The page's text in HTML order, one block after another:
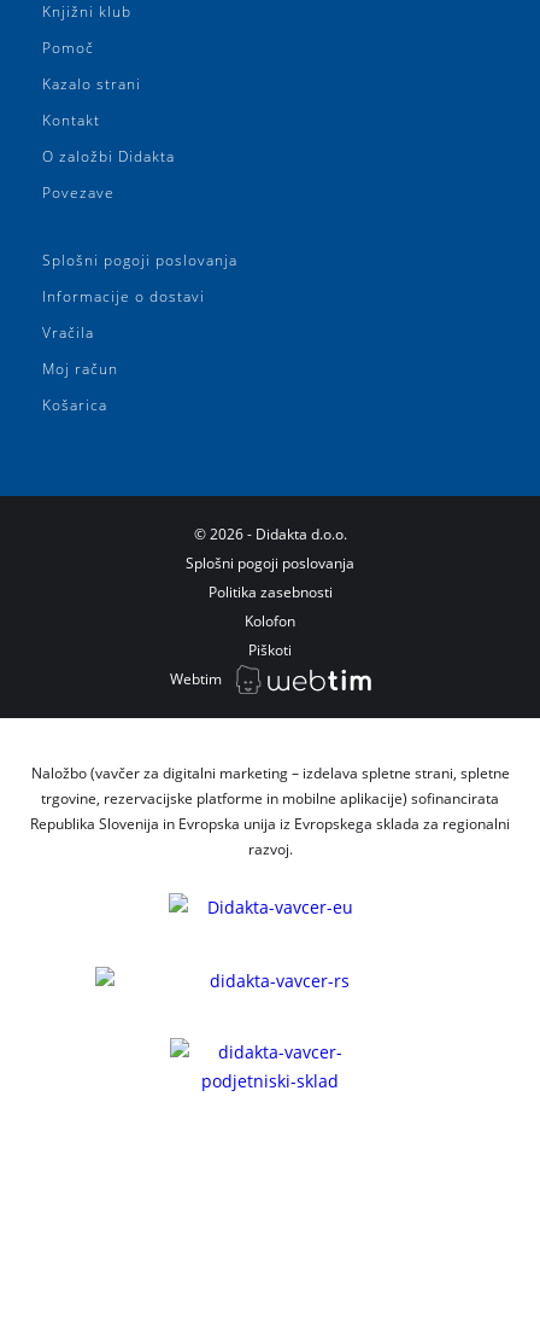
Knjižni klub
Pomoč
Kazalo strani
Kontakt
O založbi Didakta
Povezave
Splošni pogoji poslovanja
Informacije o dostavi
Vračila
Moj račun
Košarica
© 2026 - Didakta d.o.o.
Splošni pogoji poslovanja
Politika zasebnosti
Kolofon
Piškoti
Webtim
Naložbo (vavčer za digitalni marketing – izdelava spletne strani, spletne
trgovine, rezervacijske platforme in mobilne aplikacije) sofinancirata
Republika Slovenija in Evropska unija iz Evropskega sklada za regionalni
razvoj.